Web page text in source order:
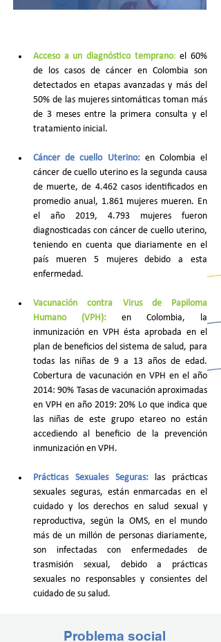
Acceso a un diagnóstico temprano: el 60%
de los casos de cáncer en Colombia son
detectados en etapas avanzadas y más del
50% de las mujeres sintomáticas toman más
de 3 meses entre la primera consulta y el
tratamiento inicial.
Cáncer de cuello Uterino: en Colombia el
cáncer de cuello uterino es la segunda causa
de muerte, de 4.462 casos identificados en
promedio anual, 1.861 mujeres mueren. En
el año 2019, 4.793 mujeres fueron
diagnosticadas con cáncer de cuello uterino,
teniendo en cuenta que diariamente en el
país mueren 5 mujeres debido a esta
enfermedad.
Vacunación contra Virus de Papiloma
Humano (VPH):
en Colombia, la
inmunización en VPH ésta aprobada en el
plan de beneficios del sistema de salud, para
todas las niñas de 9 a 13 años de edad.
Cobertura de vacunación en VPH en el año
2014: 90% Tasas de vacunación aproximadas
en VPH en año 2019: 20% Lo que indica que
las niñas de este grupo etareo no están
accediendo al beneficio de la prevención
inmunización en VPH.
Prácticas Sexuales Seguras:
las prácticas
sexuales seguras, están enmarcadas en el
cuidado y los derechos en salud sexual y
reproductiva, según la OMS, en el mundo
más de un millón de personas diariamente,
son infectadas con enfermedades de
trasmisión sexual, debido a prácticas
sexuales no responsables y consientes del
cuidado de su salud.
Problema social